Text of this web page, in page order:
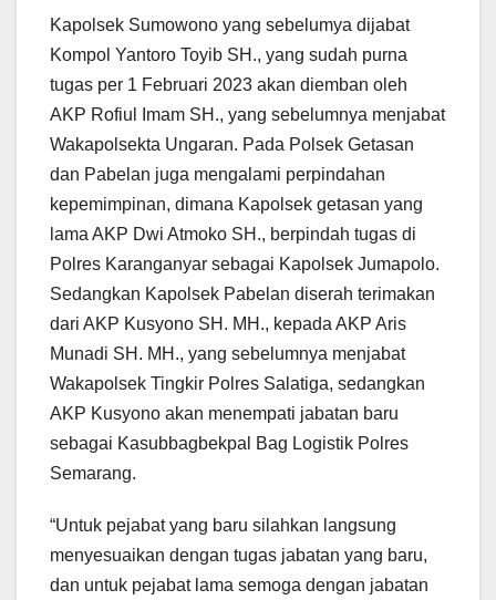
Kapolsek Sumowono yang sebelumya dijabat
Kompol Yantoro Toyib SH., yang sudah purna
tugas per 1 Februari 2023 akan diemban oleh
AKP Rofiul Imam SH., yang sebelumnya menjabat
Wakapolsekta Ungaran. Pada Polsek Getasan
dan Pabelan juga mengalami perpindahan
kepemimpinan, dimana Kapolsek getasan yang
lama AKP Dwi Atmoko SH., berpindah tugas di
Polres Karanganyar sebagai Kapolsek Jumapolo.
Sedangkan Kapolsek Pabelan diserah terimakan
dari AKP Kusyono SH. MH., kepada AKP Aris
Munadi SH. MH., yang sebelumnya menjabat
Wakapolsek Tingkir Polres Salatiga, sedangkan
AKP Kusyono akan menempati jabatan baru
sebagai Kasubbagbekpal Bag Logistik Polres
Semarang.
“Untuk pejabat yang baru silahkan langsung
menyesuaikan dengan tugas jabatan yang baru,
dan untuk pejabat lama semoga dengan jabatan